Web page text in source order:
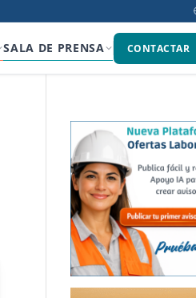
SALA DE PRENSA CONTACTAR